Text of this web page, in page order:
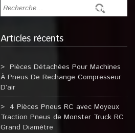
Articles récents
Pièces Détachées Pour Machines
À Pneus De Rechange Compresseur
D’air
4 Pièces Pneus RC avec Moyeux
Traction Pneus de Monster Truck RC
Grand Diamètre